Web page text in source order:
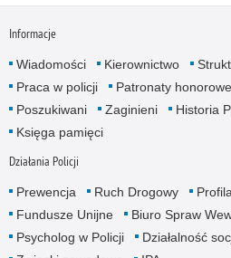
Informacje
Wiadomości Kierownictwo
Praca w policji
Patronaty honorowe
Poszukiwani
Zaginieni Historia
Księga pamięci
Działania Policji
Prewencja Ruch Drogowy
Fundusze Unijne
Biuro Spraw
Psycholog w Policji
Działalność